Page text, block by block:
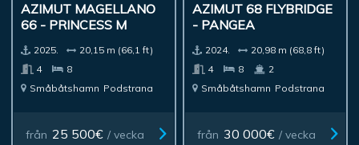
AZIMUT MAGELLANO
66 - PRINCESS M
2025.
20,15 m (66,1 ft)
4
8
Småbåtshamn Podstrana
från 25 500€ / vecka
AZIMUT 68 FLYBRIDGE
- PANGEA
2024.
20,98 m (68,8 ft)
4
8
2
Småbåtshamn Podstrana
från 30 000€ / vecka